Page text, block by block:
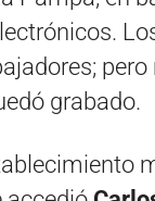
grabado.